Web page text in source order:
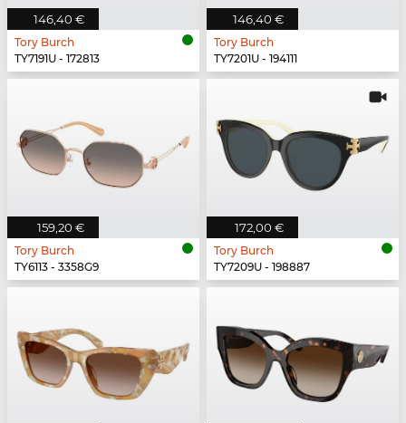
146,40 €
Tory Burch
TY7191U - 172813
146,40 €
Tory Burch
TY7201U - 194111
159,20 €
Tory Burch
TY6113 - 3358G9
172,00 €
Tory Burch
TY7209U - 198887